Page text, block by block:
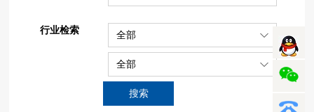
行业检索 全部
全部
搜索